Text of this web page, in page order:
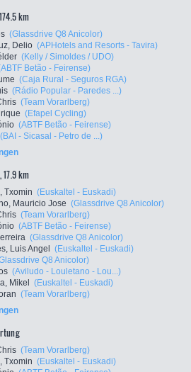
km
(Glassdrive Q8 Anicolor)
Delio (APHotels and Resorts - Tavira)
(Kelly / Simoldes / UDO)
Betão - Feirense)
(Caja Rural - Seguros RGA)
(Rádio Popular - Paredes ...)
(Team Vorarlberg)
(Efapel Cycling)
(ABTF Betão - Feirense)
(BAI - Sicasal - Petro de ...)
17.9 km
Txomin (Euskaltel - Euskadi)
Mauricio Jose (Glassdrive Q8 Anicolor)
(Team Vorarlberg)
(ABTF Betão - Feirense)
(Glassdrive Q8 Anicolor)
Luis Angel (Euskaltel - Euskadi)
Q8 Anicolor)
(Aviludo - Louletano - Lou...)
Mikel (Euskaltel - Euskadi)
(Team Vorarlberg)
(Team Vorarlberg)
Txomin (Euskaltel - Euskadi)